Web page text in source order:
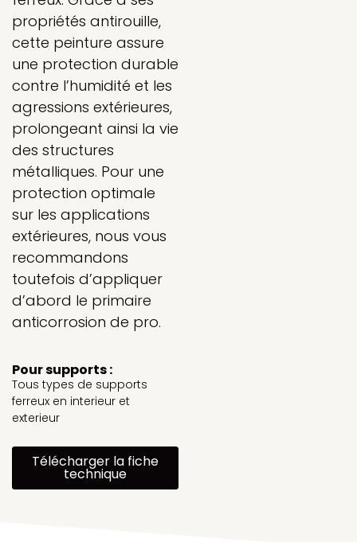
propriétés antirouille,
cette peinture assure
une protection durable
contre l’humidité et les
agressions extérieures,
prolongeant ainsi la vie
des structures
métalliques. Pour une
protection optimale
sur les applications
extérieures, nous vous
recommandons
toutefois d’appliquer
d’abord le primaire
anticorrosion de pro.
Pour supports :
Tous types de supports
ferreux en interieur et
exterieur
Télécharger la fiche
technique